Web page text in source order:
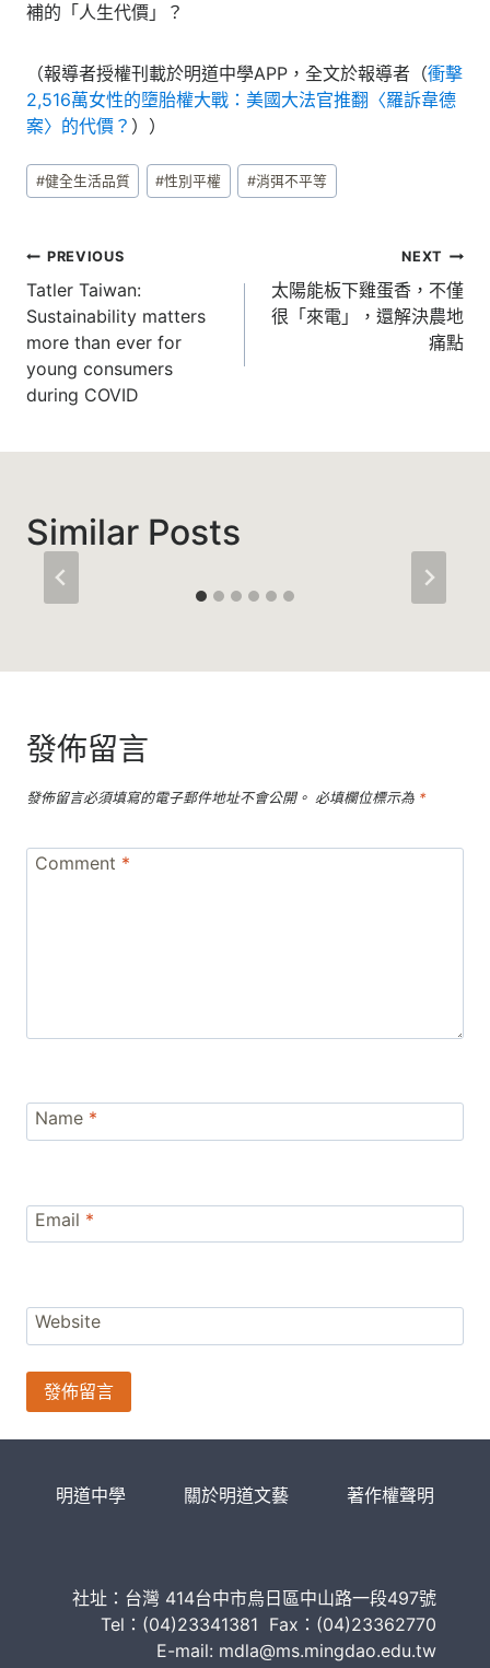
補的「人生代價」？
（報導者授權刊載於明道中學APP，全文於報導者（衝擊
2,516萬女性的墮胎權大戰：美國大法官推翻〈羅訴韋德
案〉的代價？ ））
Post
Tags:
#健全生活品質 #性別平權 #消弭不平等
文
章
導
覽
PREVIOUS
Tatler Taiwan:
Sustainability matters
more than ever for
young consumers
during COVID
NEXT
太陽能板下雞蛋香，不僅
很「來電」，還解決農地
痛點
Similar Posts
發佈留言
發佈留言必須填寫的電子郵件地址不會公開。 必填欄位標示為 *
Comment *
Name *
Email *
Website
明道中學 關於明道文藝 著作權聲明
社址：台灣 414台中市烏日區中山路一段497號
Tel：(04)23341381 Fax：(04)23362770
E-mail: mdla@ms.mingdao.edu.tw